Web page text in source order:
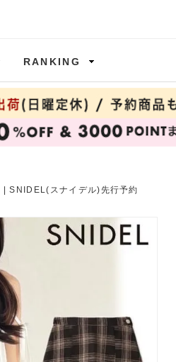
RANKING
|SNIDEL(スナイデル)先行予約